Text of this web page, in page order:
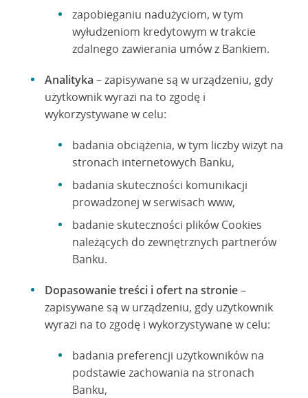
zapobieganiu nadużyciom, w tym
wyłudzeniom kredytowym w trakcie
zdalnego zawierania umów z Bankiem.
Analityka – zapisywane są w urządzeniu, gdy
użytkownik wyrazi na to zgodę i
wykorzystywane w celu:
badania obciążenia, w tym liczby wizyt na
stronach internetowych Banku,
badania skuteczności komunikacji
prowadzonej w serwisach www,
badanie skuteczności plików Cookies
należących do zewnętrznych partnerów
Banku.
Dopasowanie treści i ofert na stronie–
zapisywane są w urządzeniu, gdy użytkownik
wyrazi na to zgodę i wykorzystywane w celu:
badania preferencji użytkowników na
podstawie zachowania na stronach
Banku,